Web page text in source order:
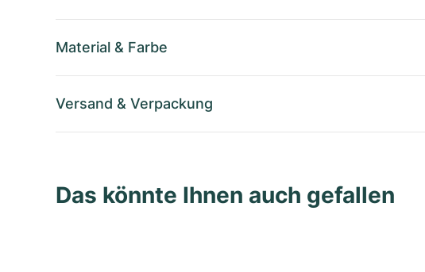
Material & Farbe
Versand & Verpackung
Das könnte Ihnen auch gefallen